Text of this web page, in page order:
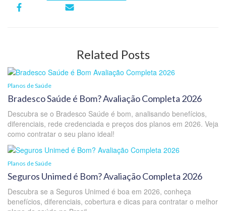
Related Posts
Planos de Saúde
Bradesco Saúde é Bom? Avaliação Completa 2026
Descubra se o Bradesco Saúde é bom, analisando benefícios,
diferenciais, rede credenciada e preços dos planos em 2026. Veja
como contratar o seu plano ideal!
Planos de Saúde
Seguros Unimed é Bom? Avaliação Completa 2026
Descubra se a Seguros Unimed é boa em 2026, conheça
benefícios, diferenciais, cobertura e dicas para contratar o melhor